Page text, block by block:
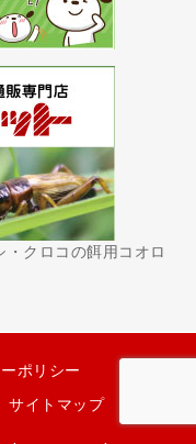
クロコの餌用コオロ
ポリシー
サイトマップ